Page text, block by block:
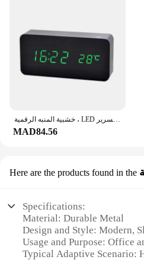
خشبية المنبه الرقمية ، LED المنبه مع درجة الحرارة مكتب الساعات للمكتب ، على مدار الساعة السرير
MAD84.56
Here are the products found in the
Specifications:
Material: Durable Metal
Design and Style: Modern,
Usage and Purpose: Office
Typical Adaptive Scenario: